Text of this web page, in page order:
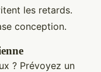
les retards.
conception.
? Prévoyez un